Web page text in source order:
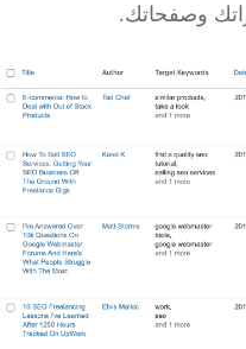
وصفحاتك.